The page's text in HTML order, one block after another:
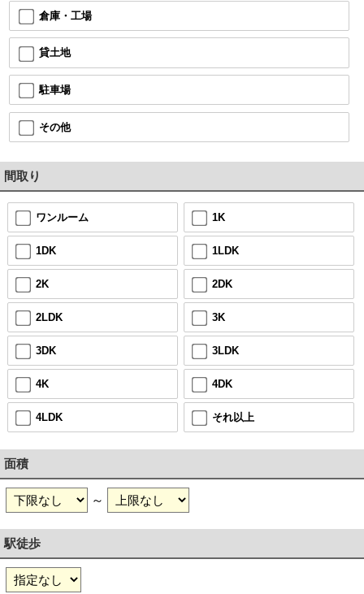
倉庫・工場
貸土地
駐車場
その他
間取り
ワンルーム 1K
1DK 1LDK
2K 2DK
2LDK 3K
3DK 3LDK
4K 4DK
4LDK それ以上
面積
～
駅徒歩